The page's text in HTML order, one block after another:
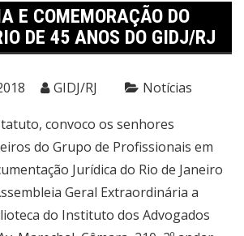
E COMEMORAÇÃO DO
DE 45 ANOS DO GIDJ/RJ
GIDJ/RJ Notícias
convoco os senhores
do Grupo de Profissionais em
Jurídica do Rio de Janeiro
Geral Extraordinária a
do Instituto dos Advogados